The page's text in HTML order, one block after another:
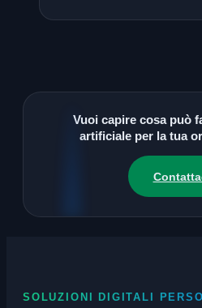
Vuoi capire cosa può
artificiale per la tua
SOLUZIONI DIGITALI